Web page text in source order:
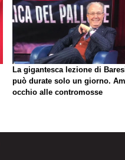
La gigantesca lezione di
può durate solo un giorno.
occhio alle contromosse